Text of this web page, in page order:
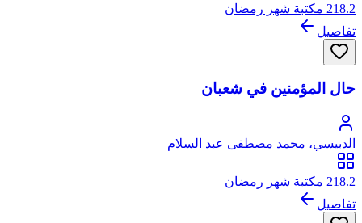
218.2 مكتبة شهر رمضان
تفاصيل
حال المؤمنين في شعبان
الدبيسي، محمد مصطفى عبد السلام
218.2 مكتبة شهر رمضان
تفاصيل